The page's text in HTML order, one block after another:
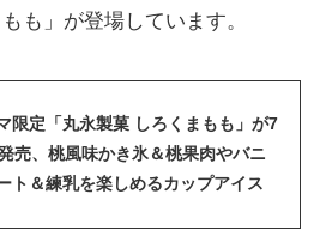
も」が登場しています。
限定「丸永製菓 しろくまもも」が7
売、桃風味かき氷＆桃果肉やバニ
ト＆練乳を楽しめるカップアイス